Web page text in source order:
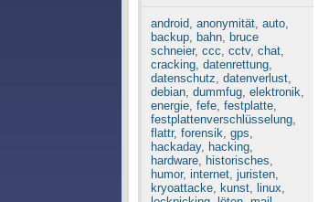
android, anonymität, auto,
backup, bahn, bruce
schneier, ccc, cctv, chat,
cracking, datenrettung,
datenschutz, datenverlust,
debian, dummfug, elektronik,
energie, fefe, festplatte,
festplattenverschlüsselung,
flattr, forensik, gps,
hackaday, hacking,
hardware, historisches,
humor, internet, juristen,
kryoattacke, kunst, linux,